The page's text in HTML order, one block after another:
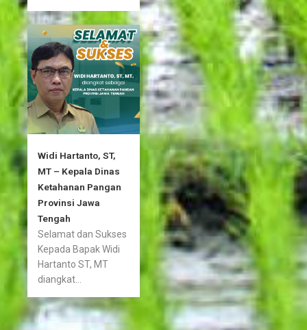
Widi Hartanto, ST,
MT – Kepala Dinas
Ketahanan Pangan
Provinsi Jawa
Tengah
Selamat dan Sukses
Kepada Bapak Widi
Hartanto ST, MT
diangkat...